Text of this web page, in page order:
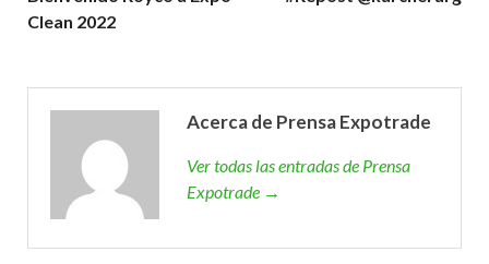
Clean 2022
Acerca de Prensa Expotrade
Ver todas las entradas de Prensa
Expotrade →